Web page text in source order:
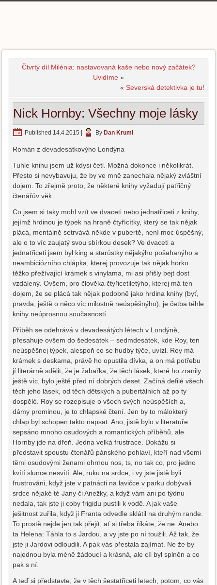
Čtvrtý díl Milénia: nastavovaná kaše nebo nový začátek?
Uvidíme »
« Severská detektivka je tu!
Nick Hornby: Všechny moje lásky
Published 14.4.2015 By Dan Kruml
Román z devadesátkovýho Londýna
Tuhle knihu jsem už kdysi četl. Možná dokonce i několikrát.
Přesto si nevybavuju, že by ve mně zanechala nějaký zvláštní
dojem. To zřejmě proto, že některé knihy vyžadují patřičný
čtenářův věk.
Co jsem si taky mohl vzít ve dvaceti nebo jednatřiceti z knihy,
jejímž hrdinou je týpek na hraně čtyřícítky, který se tak nějak
plácá, mentálně setrvává někde v pubertě, není moc úspěšný,
ale o to víc zaujatý svou sbírkou desek? Ve dvaceti a
jednatřiceti jsem byl king a starůstky nějakýho pošahanýho a
neambiciózního chlápka, kterej provozuje tak nějak horko
těžko přežívající krámek s vinylama, mi asi přišly bejt dost
vzdálený. Ovšem, pro člověka čtyřicetiletýho, kterej má ten
dojem, že se plácá tak nějak podobně jako hrdina knihy (byť,
pravda, ještě o něco víc milostně neúspěšnýho), je četba téhle
knihy neúprosnou současností.
Příběh se odehrává v devadesátých létech v Londýně,
přesahuje ovšem do šedesátek – sedmdesátek, kde Roy, ten
neúspěšnej týpek, alespoň co se hudby týče, uvízl. Roy má
krámek s deskama, právě ho opustila dívka, a on má potřebu
jí literárně sdělit, že je žabařka, že těch lásek, které ho zranily
ještě víc, bylo ještě před ní dobrých deset. Začíná defilé všech
těch jeho lásek, od těch dětských a pubertálních až po ty
dospělé. Roy se rozepisuje o všech svých neúspěších a,
dámy prominou, je to chlapské čtení. Jen by to málokterý
chlap byl schopen takto napsat. Ano, jistě bylo v literatuře
sepsáno mnoho osudových a romantických příběhů, ale
Hornby jde na dřeň. Jedna velká frustrace. Dokážu si
představit spoustu čtenářů pánského pohlaví, kteří nad všemi
těmi osudovými ženami ohrnou nos, ts, no tak co, pro jedno
kvítí slunce nesvítí. Ale, ruku na srdce, i vy jste jistě byli
frustrováni, když jste v patnácti na lavičce v parku dobývali
srdce nějaké té Jany či Anežky, a když vám ani po týdnu
nedala, tak jste ji coby frigidu pustili k vodě. A jak vaše
ješitnost zuřila, když ji Franta odvedle sklátil na druhým rande.
To prostě nejde jen tak přejít, ať si třeba říkáte, že ne. Anebo
ta Helena: Táhla to s Jardou, a vy jste po ní toužili. Až tak, že
jste ji Jardovi odloudili. A pak vás přestala zajímat. Ne že by
najednou byla méně žádoucí a krásná, ale cíl byl splněn a co
pak s ní.
A teď si představte, že v těch šestatřiceti letech, potom, co vás